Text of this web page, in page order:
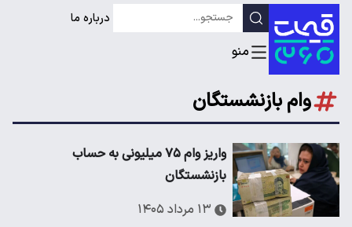
درباره ما
وام بازنشستگان
واریز وام ۷۵ میلیونی به حساب
بازنشستگان
۱۳ مرداد ۱۴۰۵